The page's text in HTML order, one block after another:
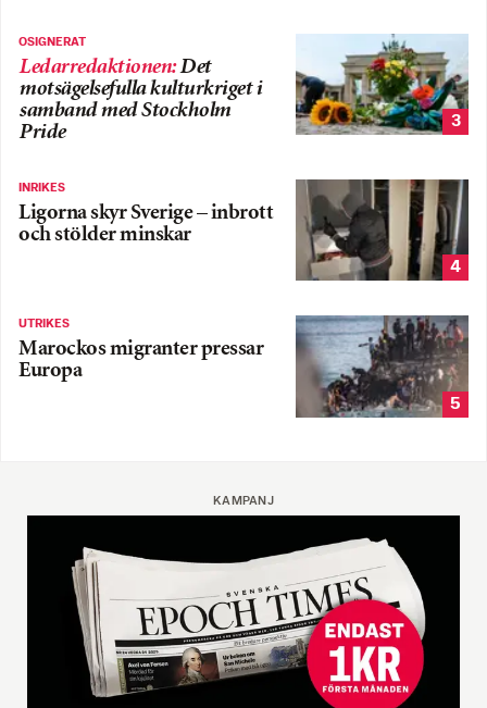
OSIGNERAT
Ledarredaktionen:Det
motsägelsefulla kulturkriget i
samband med Stockholm
Pride
3
INRIKES
Ligorna skyr Sverige – inbrott
och stölder minskar
4
UTRIKES
Marockos migranter pressar
Europa
5
KAMPANJ